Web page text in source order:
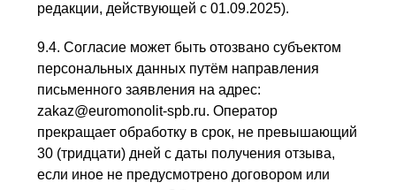
редакции, действующей с 01.09.2025).
9.4. Согласие может быть отозвано субъектом
персональных данных путём направления
письменного заявления на адрес:
zakaz@euromonolit-spb.ru. Оператор
прекращает обработку в срок, не превышающий
30 (тридцати) дней с даты получения отзыва,
если иное не предусмотрено договором или